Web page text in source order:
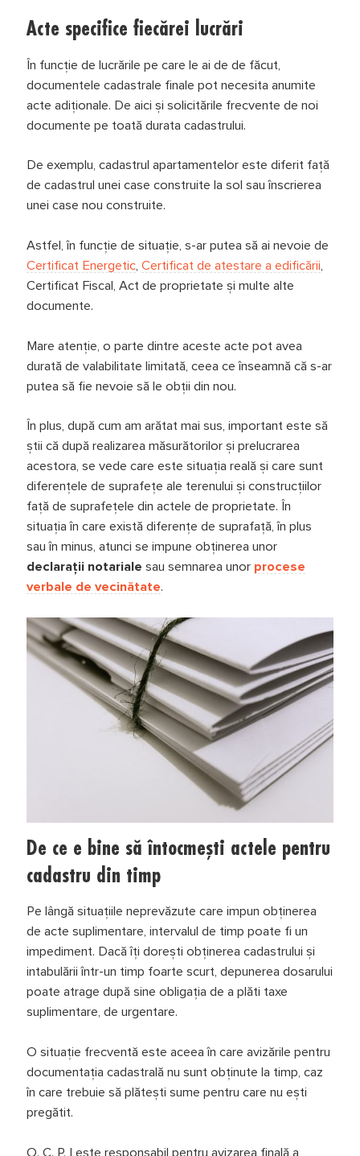
Acte specifice fiecărei lucrări
În funcție de lucrările pe care le ai de de făcut,
documentele cadastrale finale pot necesita anumite
acte adiționale. De aici și solicitările frecvente de noi
documente pe toată durata cadastrului.
De exemplu, cadastrul apartamentelor este diferit față
de cadastrul unei case construite la sol sau înscrierea
unei case nou construite.
Astfel, în funcție de situație, s-ar putea să ai nevoie de
Certificat Energetic, Certificat de atestare a edificării
Certificat Fiscal, Act de proprietate și multe alte
documente.
Mare atenție, o parte dintre aceste acte pot avea
durată de valabilitate limitată, ceea ce înseamnă că s-ar
putea să fie nevoie să le obții din nou.
În plus, după cum am arătat mai sus, important este să
ştii că după realizarea măsurătorilor și prelucrarea
acestora, se vede care este situația reală şi care sunt
diferențele de suprafețe ale terenului şi construcțiilor
față de suprafețele din actele de proprietate. În
situația în care există diferențe de suprafață, în plus
sau în minus, atunci se impune obținerea unor
declarații notariale sau semnarea unor procese
verbale de vecinătate.
De ce e bine să întocmești actele pentru
cadastru din timp
Pe lângă situațiile neprevăzute care impun obținerea
de acte suplimentare, intervalul de timp poate fi un
impediment. Dacă îți dorești obținerea cadastrului și
intabulării într-un timp foarte scurt, depunerea dosarului
poate atrage după sine obligația de a plăti taxe
suplimentare, de urgentare.
O situație frecventă este aceea în care avizările pentru
documentația cadastrală nu sunt obținute la timp, caz
în care trebuie să plătești sume pentru care nu ești
pregătit.
O. C. P. I este responsabil pentru avizarea finală a